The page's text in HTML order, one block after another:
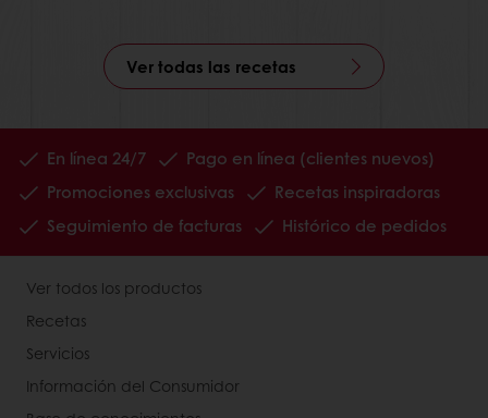
Ver todas las recetas
En línea 24/7
Pago en línea (clientes nuevos)
Promociones exclusivas
Recetas inspiradoras
Seguimiento de facturas
Histórico de pedidos
Ver todos los productos
Recetas
Servicios
Información del Consumidor